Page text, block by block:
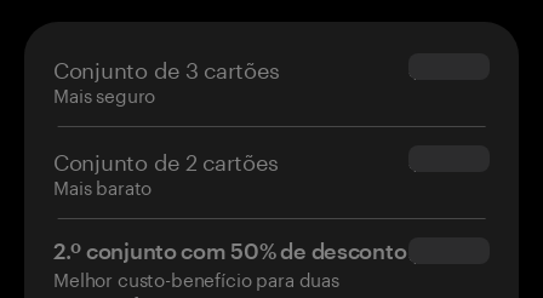
Conjunto de 3 cartões
Mais seguro
$69.90
Conjunto de 2 cartões
Mais barato
$54.90
2.º conjunto com 50% de desconto
Melhor custo-benefício para duas
$34.95